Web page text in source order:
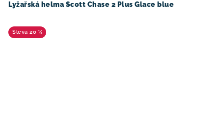
Lyžařská helma Scott Chase 2 Plus Glace blue
20 %